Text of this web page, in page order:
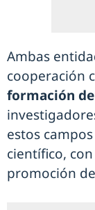
Ambas
cooperación
formación
estos
científico,
promoción